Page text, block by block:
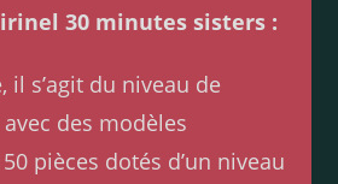
irinel 30 minutes sisters :
il s’agit du niveau de
des modèles
pièces dotés d’un niveau